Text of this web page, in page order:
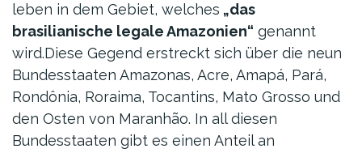
leben in dem Gebiet, welches „das
brasilianische legale Amazonien“ genannt
wird.Diese Gegend erstreckt sich über die neun
Bundesstaaten Amazonas, Acre, Amapá, Pará,
Rondônia, Roraima, Tocantins, Mato Grosso und
den Osten von Maranhão. In all diesen
Bundesstaaten gibt es einen Anteil an